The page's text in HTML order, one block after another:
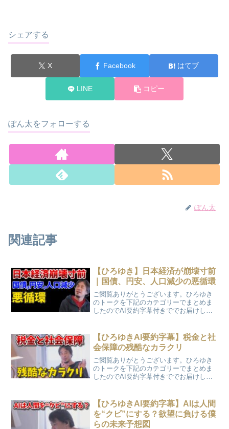
シェアする
X Facebook はてブ
LINE コピー
ぽん太をフォローする
ぽん太
関連記事
【ひろゆき】日本経済が崩壊寸前
｜国債、円安、人口減少の悪循環
ご閲覧ありがとうございます。ひろゆき
のトークを下記のカテゴリーでまとめま
したのでAI要約字幕付きででお届けしま
【ひろゆきAI要約字幕】税金と社
会保障の残酷なカラクリ
ご閲覧ありがとうございます。ひろゆき
のトークを下記のカテゴリーでまとめま
したのでAI要約字幕付きででお届けしま
【ひろゆきAI要約字幕】AIは人間
を“クビ”にする？欲望に負ける僕
らの未来予想図